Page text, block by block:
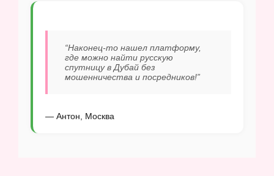
“Наконец-то нашел платформу,
где можно найти русскую
спутницу в Дубай без
мошенничества и посредников!”
— Антон, Москва